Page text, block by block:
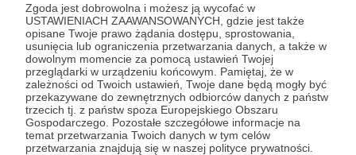
Zgoda jest dobrowolna i możesz ją wycofać w
USTAWIENIACH ZAAWANSOWANYCH, gdzie jest także
opisane Twoje prawo żądania dostępu, sprostowania,
usunięcia lub ograniczenia przetwarzania danych, a także w
dowolnym momencie za pomocą ustawień Twojej
przeglądarki w urządzeniu końcowym. Pamiętaj, że w
zależności od Twoich ustawień, Twoje dane będą mogły być
przekazywane do zewnętrznych odbiorców danych z państw
trzecich tj. z państw spoza Europejskiego Obszaru
Gospodarczego. Pozostałe szczegółowe informacje na
temat przetwarzania Twoich danych w tym celów
przetwarzania znajdują się w naszej polityce prywatności.
Kontynuuj z Google
Kontynuuj z Facebook
Kontynuuj z Apple